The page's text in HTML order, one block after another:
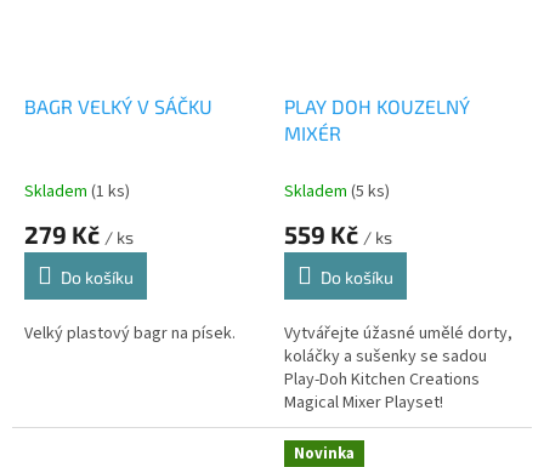
BAGR VELKÝ V SÁČKU
Skladem (1 ks)
279 Kč / ks
Do košíku
Velký plastový bagr na písek.
PLAY DOH KOUZELNÝ
MIXÉR
Skladem (5 ks)
559 Kč / ks
Do košíku
Vytvářejte úžasné umělé dorty,
koláčky a sušenky se sadou
Play-Doh Kitchen Creations
Magical Mixer Playset!
Novinka